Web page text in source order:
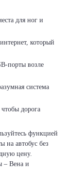
для ног и
который
порты возле
система
дорога
функцией
на автобус без
цену.
– Вена и